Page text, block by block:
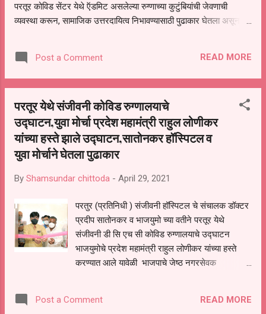
परतूर कोविड सेंटर येथे ऍडमिट असलेल्या रुग्णाच्या कुटुंबियांची जेवणाची
व्यवस्था करून, सामाजिक उत्तरदायित्व निभावण्यासाठी पुढाकार घेतला असून
पुरवण्याचे काम ते करत आहेत. या संदर्भात संदीप बाहेकर म्हणाले की या कठीण
प्रसंगी हॉटेल बंद असून रुग्णांच्या नातेवाईकांना जेवण उपलब्ध होत नाही हा
विचार करून माजी मंत्री बबनराव लोणीकर व युमो प्रदेश सरचिटणीस राहुल
संदीप बाहेकर म्हणाले की, आज कठीण परिस्थिती असून,या काळात आपण
खंबीरपणे उभे राहून जनतेला धीर देण्याची गरज असून या साठी आपण हा
उपक्रम राबवत असल्याचे ते म्हणाले
Post a Comment READ MORE
परतूर येथे संजीवनी कोविड रुग्णालयाचे
उद्घाटन,युवा मोर्चा प्रदेश महामंत्री राहुल लोणीकर
यांच्या हस्ते झाले उद्घाटन,सातोनकर हॉस्पिटल व
युवा मोर्चाने घेतला पुढाकार
By Shamsundar chittoda - April 29, 2021
परतुर (प्रतिनिधी ) संजीवनी हॉस्पिटल चे संचालक डॉक्टर
प्रदीप सातोनकर व भाजयुमो च्या वतीने परतूर येथे
संजीवनी डी सि एच सी कोविड रुग्णालयाचे उद्घाटन
भाजयुमोचे प्रदेश महामंत्री राहुल लोणीकर यांच्या हस्ते
करण्यात आले यावेळी भाजपाचे जेष्ठ नगरसेवक
मोर्चा सरचिटणीस संपत टकले ,भाजयुमो तालुकाध्यक्ष
Post a Comment READ MORE